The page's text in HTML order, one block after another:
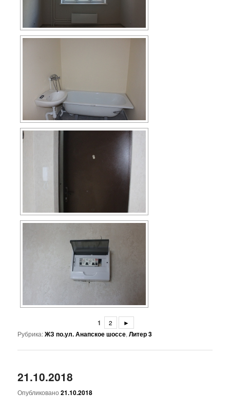
1 2 ►
Рубрика:ЖЗ по.ул. Анапское шоссе,Литер 3
21.10.2018
Опубликовано21.10.2018